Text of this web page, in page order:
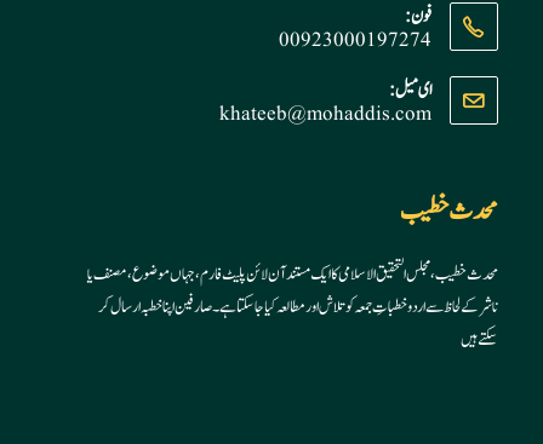
فون:
00923000197274
in
application
ای میل:
khateeb@mohaddis.com
Opens
محدث خطیب
محدث خطیب، مجلس التحقیق الاسلامی کا ایک مستند آن لائن پلیٹ فارم، جہاں موضوع، مصنف یا
ناشر کے لحاظ سے اردو خطباتِ جمعہ کو تلاش اور مطالعہ کیا جا سکتا ہے۔ صارفین اپنا خطبہ ارسال کر
سکتے ہیں